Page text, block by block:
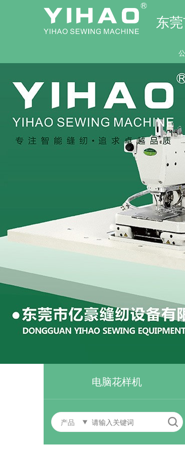
东
电脑花样机
产品